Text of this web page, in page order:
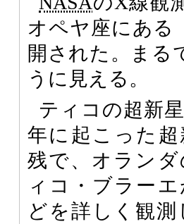
オペヤ座にある
開された。まる
うに見える。
ティコの超新
年に起こった超
残で、オランダ
ィコ・ブラー
どを詳しく観